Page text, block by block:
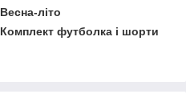
Весна-літо
Комплект футболка і шорти